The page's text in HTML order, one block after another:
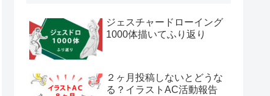
ジェスチャードローイング
1000体描いてふり返り
２ヶ月投稿しないとどうな
る？イラストAC活動報告